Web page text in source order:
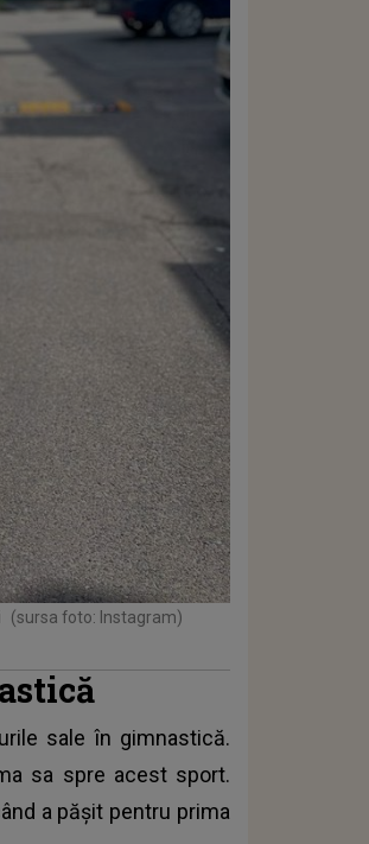
(sursa foto: Instagram)
sale în gimnastică.
sa spre acest sport.
a pășit pentru prima